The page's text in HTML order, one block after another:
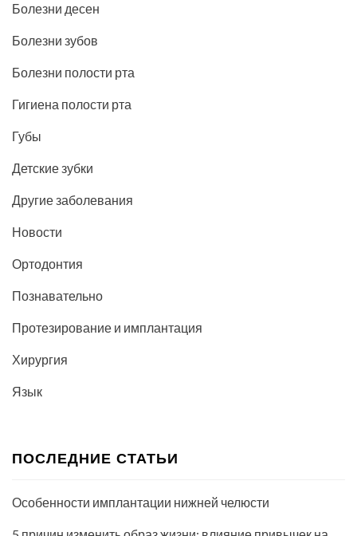
Болезни десен
Болезни зубов
Болезни полости рта
Гигиена полости рта
Губы
Детские зубки
Другие заболевания
Новости
Ортодонтия
Познавательно
Протезирование и имплантация
Хирургия
Язык
ПОСЛЕДНИЕ СТАТЬИ
Особенности имплантации нижней челюсти